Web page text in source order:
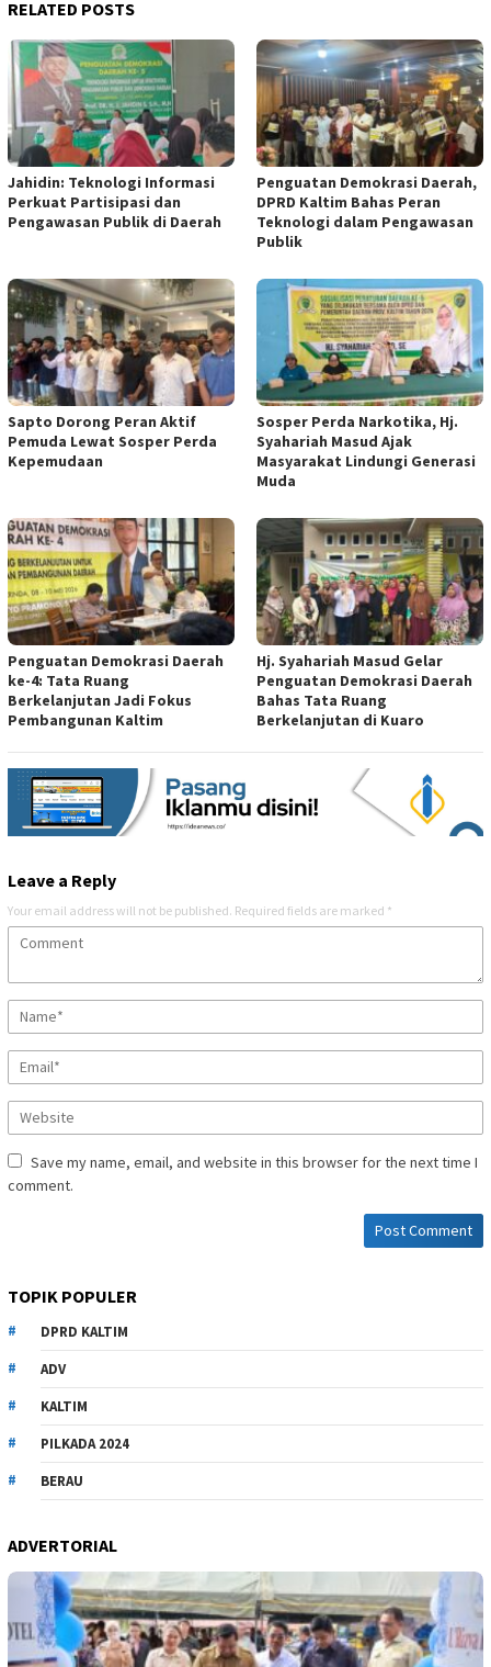
RELATED POSTS
Jahidin: Teknologi Informasi
Perkuat Partisipasi dan
Pengawasan Publik di Daerah
Penguatan Demokrasi Daerah,
DPRD Kaltim Bahas Peran
Teknologi dalam Pengawasan
Publik
Sapto Dorong Peran Aktif
Pemuda Lewat Sosper Perda
Kepemudaan
Sosper Perda Narkotika, Hj.
Syahariah Masud Ajak
Masyarakat Lindungi Generasi
Muda
Penguatan Demokrasi Daerah
ke-4: Tata Ruang
Berkelanjutan Jadi Fokus
Pembangunan Kaltim
Hj. Syahariah Masud Gelar
Penguatan Demokrasi Daerah
Bahas Tata Ruang
Berkelanjutan di Kuaro
Leave a Reply
Your email address will not be published. Required fields are marked *
Save my name, email, and website in this browser for the next time I
comment.
TOPIK POPULER
DPRD KALTIM
ADV
KALTIM
PILKADA 2024
BERAU
ADVERTORIAL